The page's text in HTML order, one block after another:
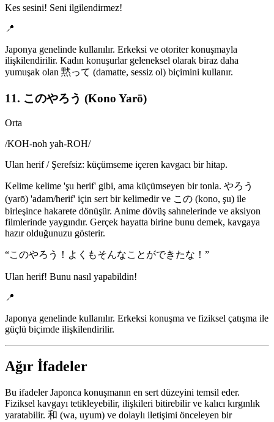
Kes sesini! Seni ilgilendirmez!
📍
Japonya genelinde kullanılır. Erkeksi ve otoriter konuşmayla
ilişkilendirilir. Kadın konuşurlar geleneksel olarak biraz daha
yumuşak olan 黙って (damatte, sessiz ol) biçimini kullanır.
11. このやろう (Kono Yarō)
Orta
/KOH-noh yah-ROH/
Ulan herif / Şerefsiz: küçümseme içeren kavgacı bir hitap.
Kelime kelime 'şu herif' gibi, ama küçümseyen bir tonla. やろう
(yarō) 'adam/herif' için sert bir kelimedir ve この (kono, şu) ile
birleşince hakarete dönüşür. Anime dövüş sahnelerinde ve aksiyon
filmlerinde yaygındır. Gerçek hayatta birine bunu demek, kavgaya
hazır olduğunuzu gösterir.
“このやろう！よくもそんなことができたな！ ”
Ulan herif! Bunu nasıl yapabildin!
📍
Japonya genelinde kullanılır. Erkeksi konuşma ve fiziksel çatışma ile
güçlü biçimde ilişkilendirilir.
Ağır İfadeler
Bu ifadeler Japonca konuşmanın en sert düzeyini temsil eder.
Fiziksel kavgayı tetikleyebilir, ilişkileri bitirebilir ve kalıcı kırgınlık
yaratabilir. 和 (wa, uyum) ve dolaylı iletişimi önceleyen bir